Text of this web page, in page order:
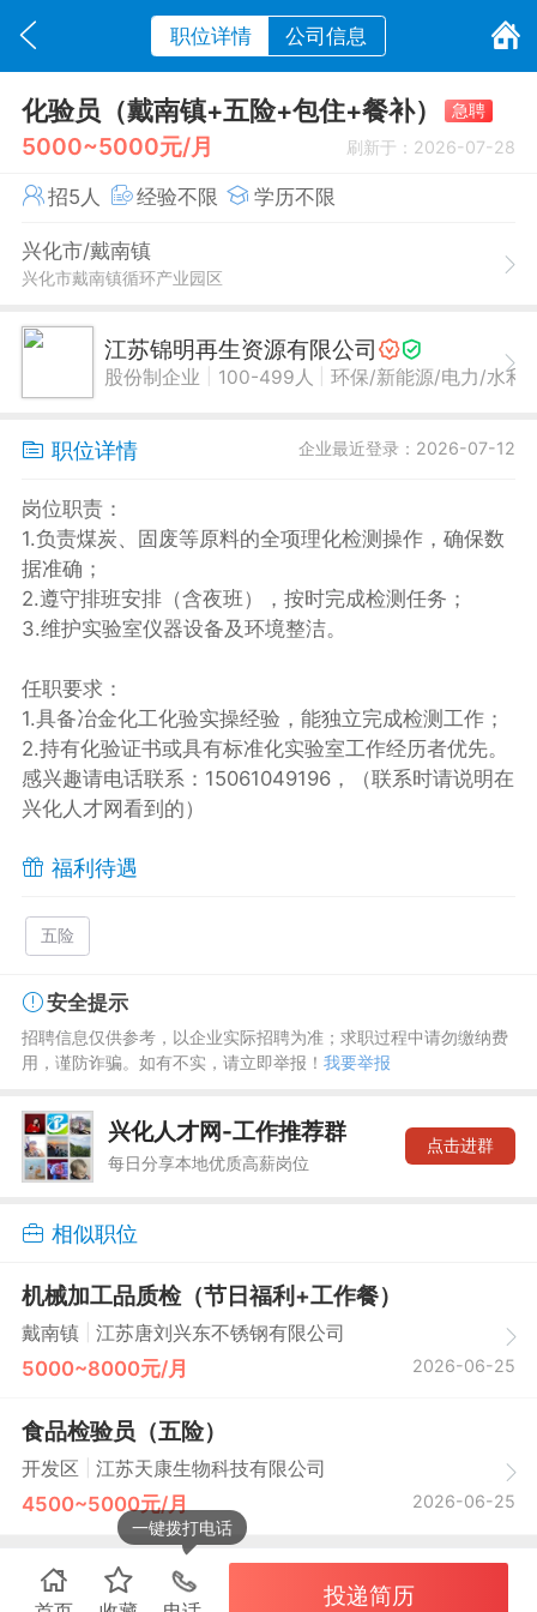
职位详情 公司信息
化验员（戴南镇+五险+包住+餐补） 急聘
5000~5000元/月 刷新于：2026-07-28
招5人 经验不限 学历不限
兴化市/戴南镇
兴化市戴南镇循环产业园区
江苏锦明再生资源有限公司
股份制企业 100-499人 环保/新能源/电力/水利
职位详情 企业最近登录：2026-07-12
岗位职责：
1.负责煤炭、固废等原料的全项理化检测操作，确保数
据准确；
2.遵守排班安排（含夜班），按时完成检测任务；
3.维护实验室仪器设备及环境整洁。
任职要求：
1.具备冶金化工化验实操经验，能独立完成检测工作；
2.持有化验证书或具有标准化实验室工作经历者优先。
感兴趣请电话联系：15061049196，（联系时请说明在
兴化人才网看到的）
福利待遇
五险
安全提示
招聘信息仅供参考，以企业实际招聘为准；求职过程中请勿缴纳费
用，谨防诈骗。如有不实，请立即举报！ 我要举报
兴化人才网-工作推荐群
每日分享本地优质高薪岗位
点击进群
相似职位
机械加工品质检（节日福利+工作餐）
戴南镇 江苏唐刘兴东不锈钢有限公司
5000~8000元/月 2026-06-25
食品检验员（五险）
开发区 江苏天康生物科技有限公司
4500~5000元/月 2026-06-25
一键拨打电话
投递简历